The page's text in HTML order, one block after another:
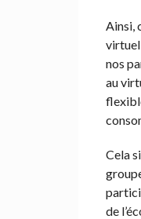
Ainsi,
nos
au
Cela
de